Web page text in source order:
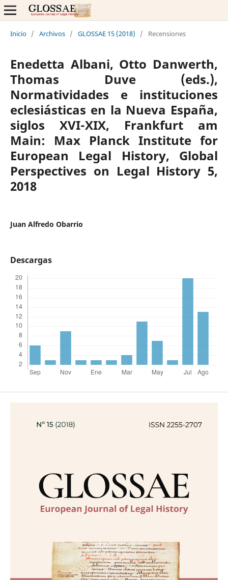
Inicio / Archivos / GLOSSAE 15 (2018) / Recensiones
Enedetta Albani, Otto Danwerth,
Thomas Duve (eds.),
Normatividades e instituciones
eclesiásticas en la Nueva España,
siglos XVI-XIX, Frankfurt am
Main: Max Planck Institute for
European Legal History, Global
Perspectives on Legal History 5,
2018
Juan Alfredo Obarrio
Descargas